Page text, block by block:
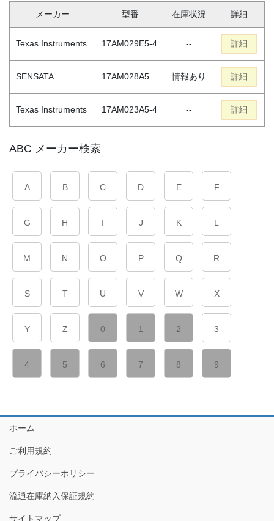
メーカー 型番 在庫状況 詳細
Texas Instruments 17AM029E5-4 -- 詳細
SENSATA 17AM028A5 情報あり 詳細
Texas Instruments 17AM023A5-4 -- 詳細
ABC メーカー検索
A B C D E F
G H I J K L
M N O P Q R
S T U V W X
Y Z 0 1 2 3
4 5 6 7 8 9
ホーム
ご利用規約
プライバシーポリシー
流通在庫納入保証規約
サイトマップ